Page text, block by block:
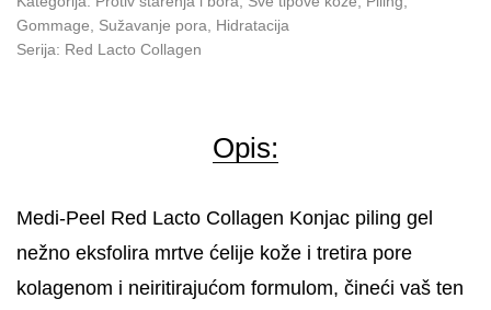
Gommage
Sužavanje pora
Hidratacija
Serija: Red Lacto Collagen
Opis:
Medi-Peel Red Lacto Collagen Konjac piling gel
nežno eksfolira mrtve ćelije kože i tretira pore
kolagenom i neiritirajućom formulom, čineći vaš ten